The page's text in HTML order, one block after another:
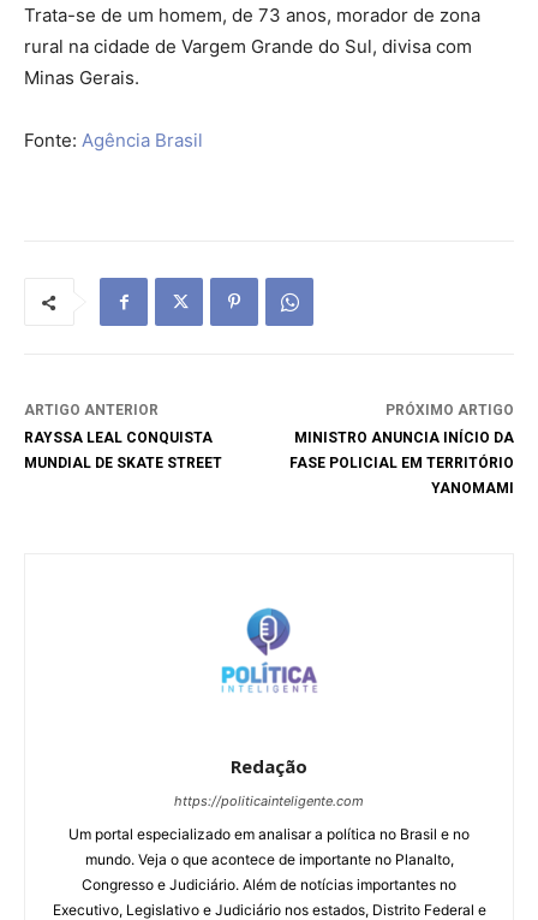
Trata-se de um homem, de 73 anos, morador de zona
rural na cidade de Vargem Grande do Sul, divisa com
Minas Gerais.
Fonte: Agência Brasil
ARTIGO ANTERIOR
RAYSSA LEAL CONQUISTA
MUNDIAL DE SKATE STREET
PRÓXIMO ARTIGO
MINISTRO ANUNCIA INÍCIO DA
FASE POLICIAL EM TERRITÓRIO
YANOMAMI
Redação
https://politicainteligente.com
Um portal especializado em analisar a política no Brasil e no
mundo. Veja o que acontece de importante no Planalto,
Congresso e Judiciário. Além de notícias importantes no
Executivo, Legislativo e Judiciário nos estados, Distrito Federal e